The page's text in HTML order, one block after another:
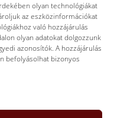
olyan technológiákat
az eszközinformációkat
való hozzájárulás
olyan adatokat dolgozzunk
azonosítók. A hozzájárulás
befolyásolhat bizonyos
szarvasgombamező
Sauvignon nagyon jól
a házasításnak,
biztosítva.